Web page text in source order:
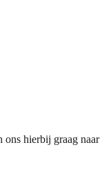
hierbij graag